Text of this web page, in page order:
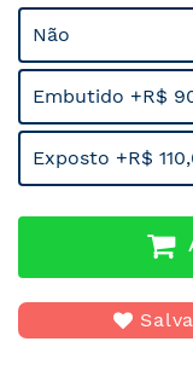
Não
Embutido +R$
Exposto +R$